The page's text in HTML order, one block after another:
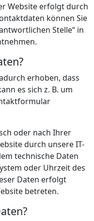
Website erfolgt durch
können Sie
Stelle“ in
erhoben, dass
es sich z. B. um
oder nach Ihrer
durch unsere IT-
technische Daten
oder Uhrzeit des
Daten erfolgt
betreten.